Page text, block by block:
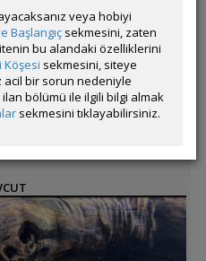
Bilecik
veya hobiyi
Başlangıç sekmesini, zaten
bu alandaki özelliklerini
Köşesi sekmesini, siteye
acil bir sorun nedeniyle
bölümü ile ilgili bilgi almak
sekmesini tıklayabilirsiniz.